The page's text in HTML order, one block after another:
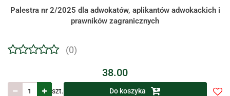
Palestra nr 2/2025 dla adwokatów, aplikantów adwokackich i
prawników zagranicznych
(0)
38.00
szt. Do koszyka